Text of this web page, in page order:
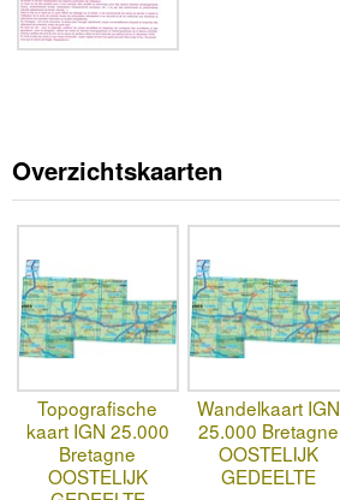
Overzichtskaarten
Topografische
kaart IGN 25.000
Bretagne
OOSTELIJK
Wandelkaart IGN
25.000 Bretagne
OOSTELIJK
GEDEELTE